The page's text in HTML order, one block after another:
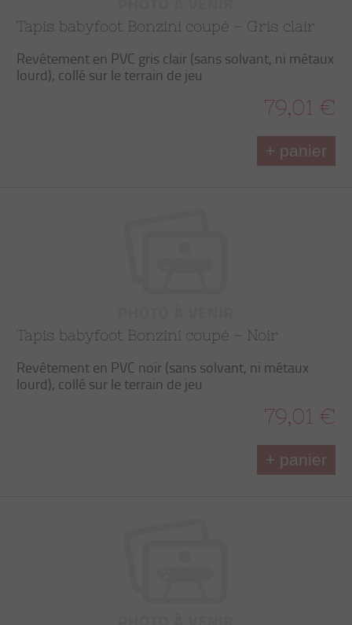
Tapis babyfoot Bonzini coupé – Gris clair
Revêtement en PVC gris clair (sans solvant, ni métaux
lourd), collé sur le terrain de jeu
79,01 €
+ panier
Tapis babyfoot Bonzini coupé – Noir
Revêtement en PVC noir (sans solvant, ni métaux
lourd), collé sur le terrain de jeu
79,01 €
+ panier